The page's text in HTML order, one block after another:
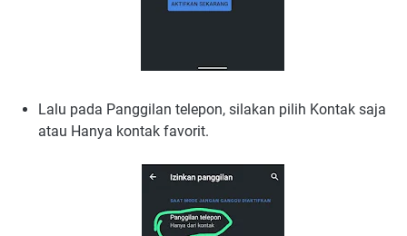
Lalu pada Panggilan telepon, silakan pilih Kontak saja
atau Hanya kontak favorit.